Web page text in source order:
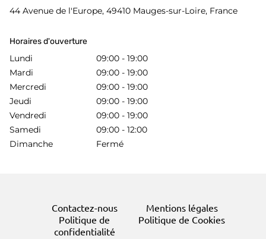
44 Avenue de l'Europe, 49410 Mauges-sur-Loire, France
Horaires d'ouverture
Lundi
09:00 - 19:00
Mardi
09:00 - 19:00
Mercredi
09:00 - 19:00
Jeudi
09:00 - 19:00
Vendredi
09:00 - 19:00
Samedi
09:00 - 12:00
Dimanche
Fermé
Contactez-nous
Mentions légales
Politique de
confidentialité
Politique de Cookies